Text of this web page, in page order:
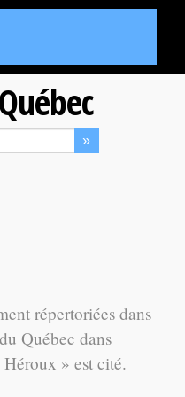
répertoriées dans
Québec dans
» est cité.